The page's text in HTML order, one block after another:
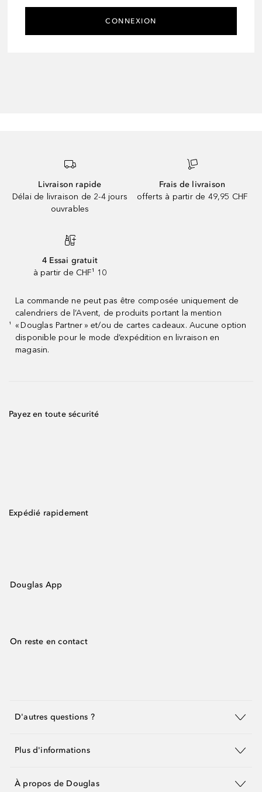
CONNEXION
Livraison rapide
Délai de livraison de 2-4 jours
ouvrables
Frais de livraison
offerts à partir de 49,95 CHF
4 Essai gratuit
à partir de CHF¹ 10
¹
La commande ne peut pas être composée uniquement de
calendriers de l’Avent, de produits portant la mention
« Douglas Partner » et/ou de cartes cadeaux. Aucune option
disponible pour le mode d’expédition en livraison en
magasin.
Payez en toute sécurité
Expédié rapidement
Douglas App
On reste en contact
D'autres questions ?
Plus d'informations
À propos de Douglas